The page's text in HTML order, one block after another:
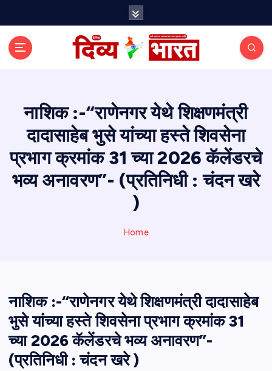
नाशिक :-“राणेनगर येथे शिक्षणमंत्री
दादासाहेब भुसे यांच्या हस्ते शिवसेना
प्रभाग क्रमांक 31 च्या 2026 कॅलेंडरचे
भव्य अनावरण”- (प्रतिनिधी : चंदन खरे
)
Home
नाशिक :-“राणेनगर येथे शिक्षणमंत्री दादासाहेब
भुसे यांच्या हस्ते शिवसेना प्रभाग क्रमांक 31
च्या 2026 कॅलेंडरचे भव्य अनावरण”-
(प्रतिनिधी : चंदन खरे )